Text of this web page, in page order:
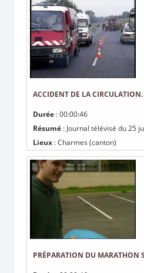
ACCIDENT DE LA CIRCULATION.
Durée : 00:00:46
Résumé : Journal télévisé du 25
Lieux : Charmes (canton)
PRÉPARATION DU MARATHON